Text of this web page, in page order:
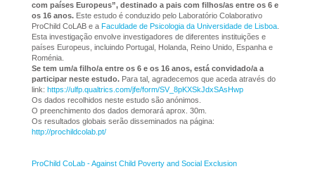
com países Europeus”, destinado a pais com filhos/as entre os 6 e
os 16 anos. Este estudo é conduzido pelo Laboratório Colaborativo
ProChild CoLAB e a Faculdade de Psicologia da Universidade de Lisboa
Esta investigação envolve investigadores de diferentes instituições e
países Europeus, incluindo Portugal, Holanda, Reino Unido, Espanha e
Roménia.
Se tem um/a filho/a entre os 6 e os 16 anos, está convidado/a a
participar neste estudo. Para tal, agradecemos que aceda através do
link: https://ulfp.qualtrics.com/jfe/form/SV_8pKXSkJdxSAsHwp
Os dados recolhidos neste estudo são anónimos.
O preenchimento dos dados demorará aprox. 30m.
Os resultados globais serão disseminados na página:
http://prochildcolab.pt/
ProChild CoLab - Against Child Poverty and Social Exclusion